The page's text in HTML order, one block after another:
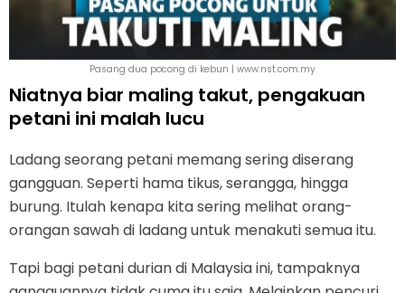
Pasang dua pocong di kebun | www.nst.com.my
Niatnya biar maling takut, pengakuan
petani ini malah lucu
Ladang seorang petani memang sering diserang
gangguan. Seperti hama tikus, serangga, hingga
burung. Itulah kenapa kita sering melihat orang-
orangan sawah di ladang untuk menakuti semua itu.
Tapi bagi petani durian di Malaysia ini, tampaknya